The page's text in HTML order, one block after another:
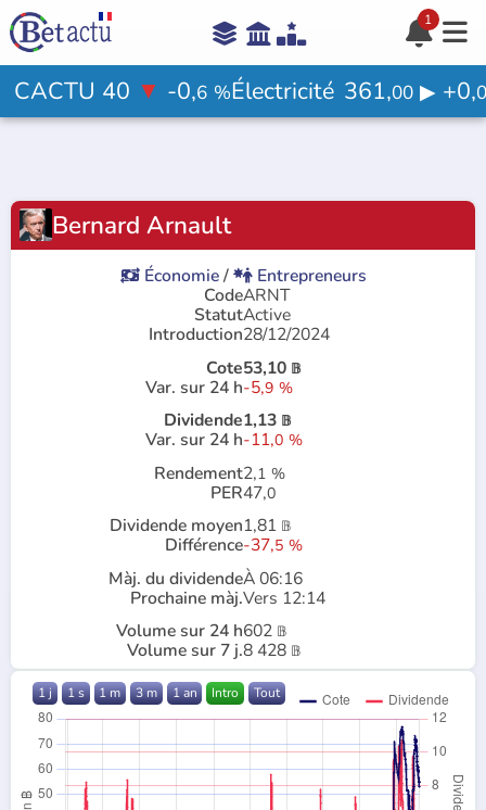
   
1 
 Aide
CACTU 40 ▼ -0,6 %Électricité 361,00 ▶ +0,
Bernard Arnault
Économie/ Entrepreneurs
CodeARNT
StatutActive
Introduction28/12/2024
Cote53,10 𝔹
Var. sur 24 h-5,9 %
Dividende1,13 𝔹
Var. sur 24 h-11,0 %
Rendement2,1 %
PER47,0
Dividende moyen1,81 𝔹
Différence-37,5 %
Màj. du dividendeÀ 06:16
Prochaine màj.Vers 12:14
Volume sur 24 h602 𝔹
Volume sur 7 j.8 428 𝔹
1 j 1 s 1 m 3 m 1 an Intro Tout